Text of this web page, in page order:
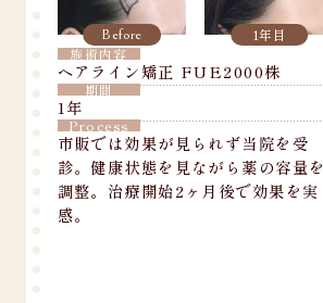
Before
1年目
施術内容
ヘアライン矯正 FUE2000株
期間
1年
Process
市販では効果が見られず当院を受
診。健康状態を見ながら薬の容量を
調整。治療開始2ヶ月後で効果を実
感。